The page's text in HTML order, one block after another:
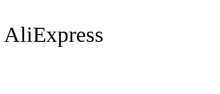
AliExpress